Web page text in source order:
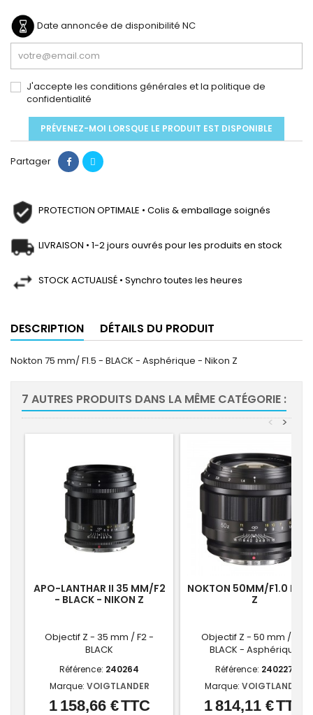
Date annoncée de disponibilité NC
J'accepte les conditions générales et la politique de
confidentialité
PRÉVENEZ-MOI LORSQUE LE PRODUIT EST DISPONIBLE
Partager
PROTECTION OPTIMALE • Colis & emballage soignés
LIVRAISON • 1-2 jours ouvrés pour les produits en stock
STOCK ACTUALISÉ • Synchro toutes les heures
DESCRIPTION DÉTAILS DU PRODUIT
Nokton 75 mm/ F1.5 - BLACK - Asphérique - Nikon Z
7 AUTRES PRODUITS DANS LA MÊME CATÉGORIE :
>
<
APO-LANTHAR II 35 MM/F2
- BLACK - NIKON Z
Objectif Z - 35 mm / F2 -
BLACK
Référence: 240264
Marque: VOIGTLANDER
Prix
1 158,66 €TTC
NOKTON 50MM/F1.0
Z
Objectif Z - 50 mm / F1 -
BLACK - Asphérique
Référence: 240227
Marque: VOIGTLANDER
Prix
1 814,11 €TTC